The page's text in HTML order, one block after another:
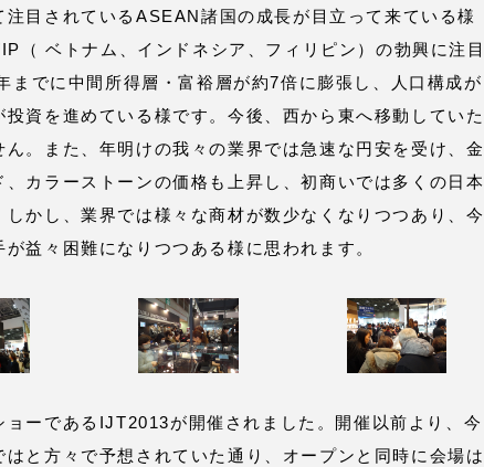
目されているASEAN諸国の成長が目立って来ている様
（ ベトナム、インドネシア、フィリピン）の勃興に注目
までに中間所得層・富裕層が約7倍に膨張し、人口構成が
資を進めている様です。今後、西から東へ移動していた
。また、年明けの我々の業界では急速な円安を受け、金
カラーストーンの価格も上昇し、初商いでは多くの日本
かし、業界では様々な商材が数少なくなりつつあり、今
益々困難になりつつある様に思われます。
ーであるIJT2013が開催されました。開催以前より、今
と方々で予想されていた通り、オープンと同時に会場は